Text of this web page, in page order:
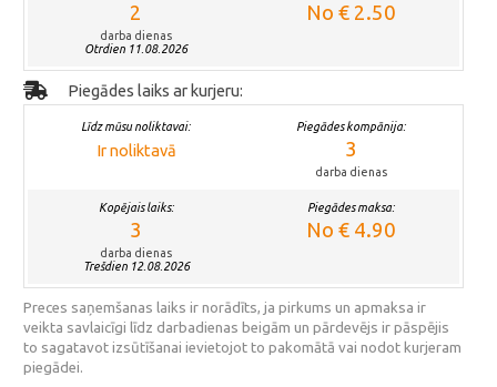
2
darba dienas
Otrdien 11.08.2026
No € 2.50
Piegādes laiks ar kurjeru:
Līdz mūsu noliktavai:
Ir noliktavā
Piegādes kompānija:
3
darba dienas
Kopējais laiks:
3
darba dienas
Trešdien 12.08.2026
Piegādes maksa:
No € 4.90
Preces saņemšanas laiks ir norādīts, ja pirkums un apmaksa ir
veikta savlaicīgi līdz darbadienas beigām un pārdevējs ir pāspējis
to sagatavot izsūtīšanai ievietojot to pakomātā vai nodot kurjeram
piegādei.